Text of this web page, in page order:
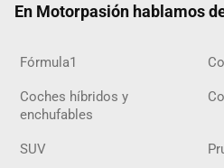
En Motorpasión hablamos
Fórmula1
Coches híbridos y
enchufables
SUV